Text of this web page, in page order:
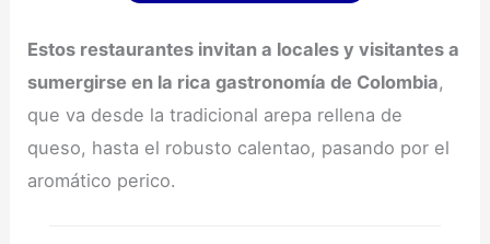
Estos restaurantes invitan a locales y visitantes a
sumergirse en la rica gastronomía de Colombia,
que va desde la tradicional arepa rellena de
queso, hasta el robusto calentao, pasando por el
aromático perico.